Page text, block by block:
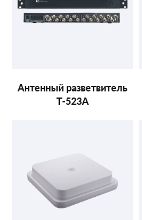
Антенный разветвитель
T-523A